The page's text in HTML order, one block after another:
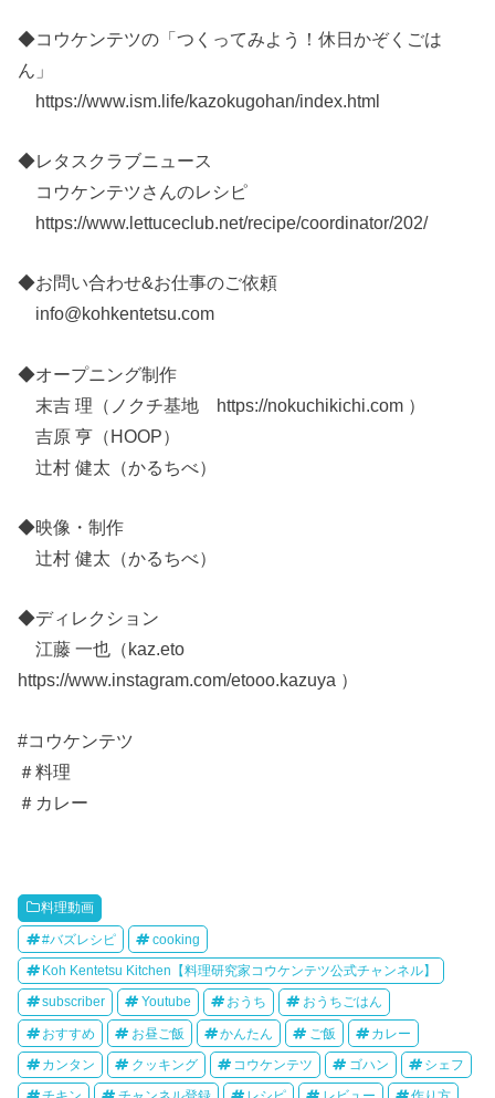
◆コウケンテツの「つくってみよう！休日かぞくごは
ん」
https://www.ism.life/kazokugohan/index.html
◆レタスクラブニュース
コウケンテツさんのレシピ
https://www.lettuceclub.net/recipe/coordinator/202/
◆お問い合わせ&お仕事のご依頼
info@kohkentetsu.com
◆オープニング制作
末吉 理（ノクチ基地 https://nokuchikichi.com ）
吉原 亨（HOOP）
辻村 健太（かるちべ）
◆映像・制作
辻村 健太（かるちべ）
◆ディレクション
江藤 一也（kaz.eto
https://www.instagram.com/etooo.kazuya ）
#コウケンテツ
＃料理
＃カレー
料理動画
#バズレシピ cooking
Koh Kentetsu Kitchen【料理研究家コウケンテツ公式チャンネル】
subscriber Youtube おうち おうちごはん
おすすめ お昼ご飯 かんたん ご飯 カレー
カンタン クッキング コウケンテツ ゴハン シェフ